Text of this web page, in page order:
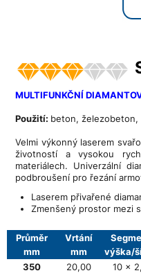
MULTIFUNKČNÍ
Použití: beton, železobeton,
Velmi výkonný laserem
životností a vysokou
materiálech. Univerzální
podbroušení pro řezání
Laserem přivařené
Zmenšený prostor mezi
Průměr
mm
Vrtání
mm
výška/
350
20,00 10 x